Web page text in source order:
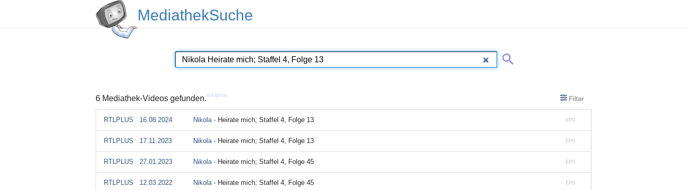
MediathekSuche
6 Mediathek-Videos gefunden.erklären Filter
EPG
RTLPLUS 16.08.2024 Nikola - Heirate mich; Staffel 4, Folge 13
EPG
RTLPLUS 17.11.2023 Nikola - Heirate mich; Staffel 4, Folge 13
EPG
RTLPLUS 27.01.2023 Nikola - Heirate mich; Staffel 4, Folge 45
EPG
RTLPLUS 12.03.2022 Nikola - Heirate mich; Staffel 4, Folge 45